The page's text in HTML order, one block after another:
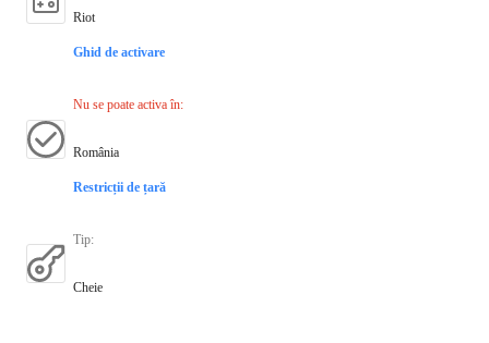
Riot
Ghid de activare
Nu se poate activa în:
România
Restricții de țară
Tip:
Cheie